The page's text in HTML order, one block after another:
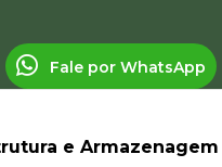
Fale por WhatsApp
e Armazenagem